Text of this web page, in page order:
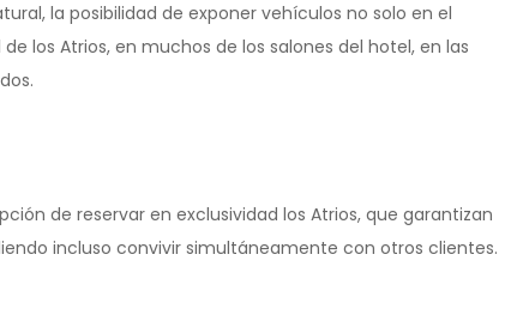
la posibilidad de exponer vehículos no solo en el
los Atrios, en muchos de los salones del hotel, en las
de reservar en exclusividad los Atrios, que garantizan
incluso convivir simultáneamente con otros clientes.